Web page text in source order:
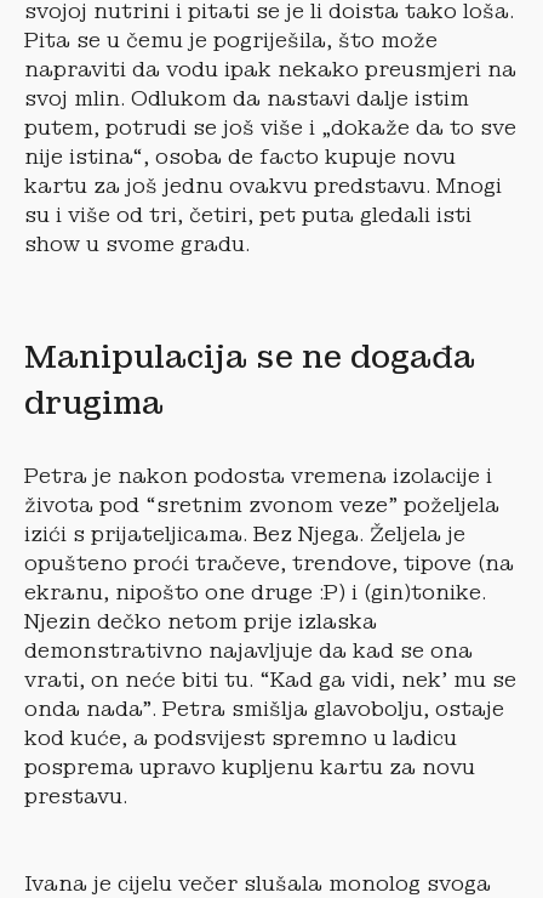
svojoj nutrini i pitati se je li doista tako loša.
Pita se u čemu je pogriješila, što može
napraviti da vodu ipak nekako preusmjeri na
svoj mlin. Odlukom da nastavi dalje istim
putem, potrudi se još više i „dokaže da to sve
nije istina“, osoba de facto kupuje novu
kartu za još jednu ovakvu predstavu. Mnogi
su i više od tri, četiri, pet puta gledali isti
show u svome gradu.
Manipulacija se ne događa
drugima
Petra je nakon podosta vremena izolacije i
života pod “sretnim zvonom veze” poželjela
izići s prijateljicama. Bez Njega. Željela je
opušteno proći tračeve, trendove, tipove (na
ekranu, nipošto one druge :P) i (gin)tonike.
Njezin dečko netom prije izlaska
demonstrativno najavljuje da kad se ona
vrati, on neće biti tu. “Kad ga vidi, nek’ mu se
onda nada”. Petra smišlja glavobolju, ostaje
kod kuće, a podsvijest spremno u ladicu
posprema upravo kupljenu kartu za novu
prestavu.
Ivana je cijelu večer slušala monolog svoga